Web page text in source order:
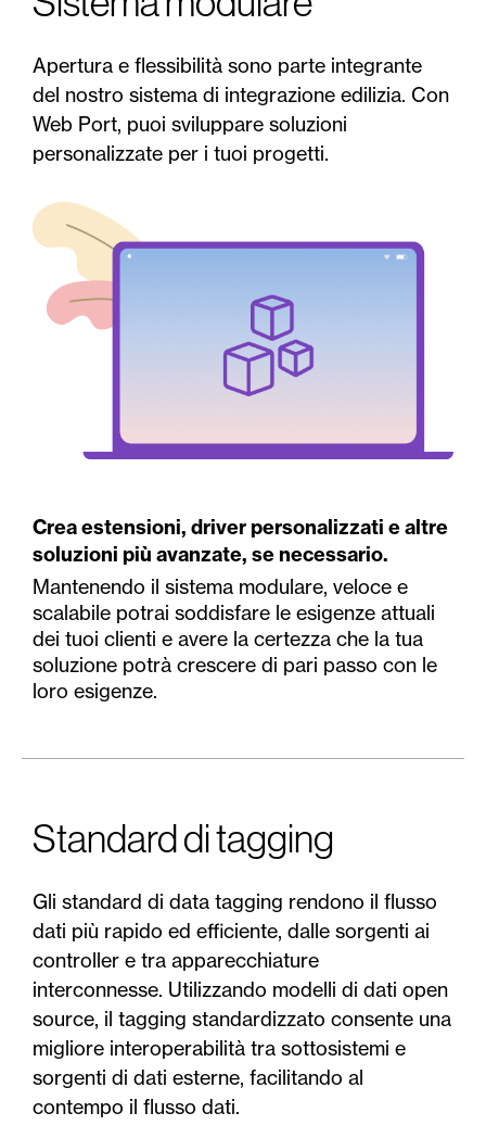
Apertura e flessibilità sono parte integrante
del nostro sistema di integrazione edilizia. Con
Web Port, puoi sviluppare soluzioni
personalizzate per i tuoi progetti.
Crea estensioni, driver personalizzati e altre
soluzioni più avanzate, se necessario.
Mantenendo il sistema modulare, veloce e
scalabile potrai soddisfare le esigenze attuali
dei tuoi clienti e avere la certezza che la tua
soluzione potrà crescere di pari passo con le
loro esigenze.
Standard di tagging
Gli standard di data tagging rendono il flusso
dati più rapido ed efficiente, dalle sorgenti ai
controller e tra apparecchiature
interconnesse. Utilizzando modelli di dati open
source, il tagging standardizzato consente una
migliore interoperabilità tra sottosistemi e
sorgenti di dati esterne, facilitando al
contempo il flusso dati.